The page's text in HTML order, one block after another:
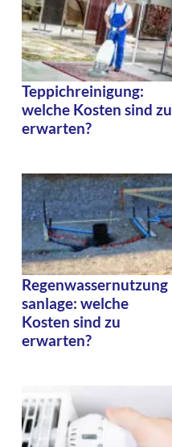
Teppichreinigung:
welche Kosten sind zu
erwarten?
Regenwassernutzung
sanlage: welche
Kosten sind zu
erwarten?